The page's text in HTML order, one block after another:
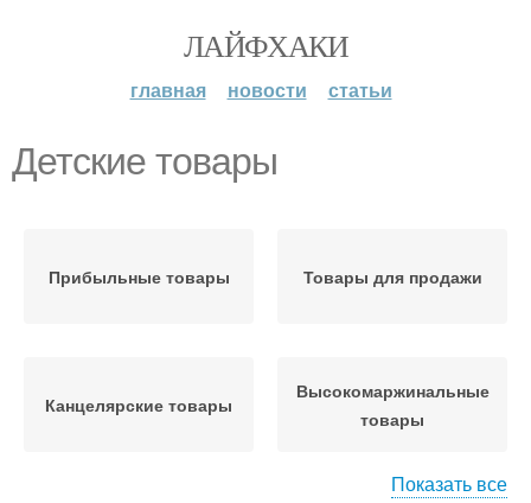
ЛАЙФХАКИ
главная новости статьи
Детские товары
Прибыльные товары Товары для продажи
Канцелярские товары
Высокомаржинальные
товары
Показать все